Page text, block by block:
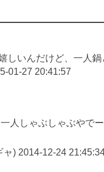
しいんだけど、一人
01-27 20:41:57
人しゃぶしゃぶやで
ャ) 2014-12-24